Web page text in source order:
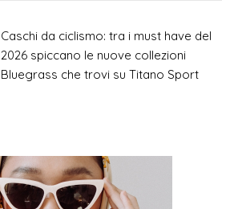
Caschi da ciclismo: tra i must have del
2026 spiccano le nuove collezioni
Bluegrass che trovi su Titano Sport